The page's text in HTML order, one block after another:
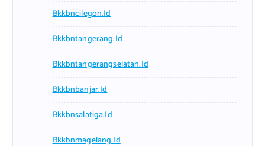
Bkkbncilegon.id
Bkkbntangerang.id
Bkkbntangerangselatan.id
Bkkbnbanjar.id
Bkkbnsalatiga.id
Bkkbnmagelang.id